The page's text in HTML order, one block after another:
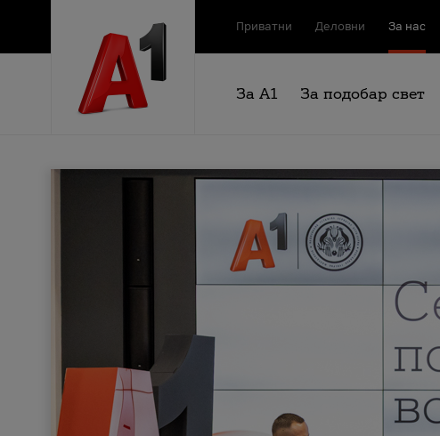
Приватни Деловни За нас
За А1 За подобар свет